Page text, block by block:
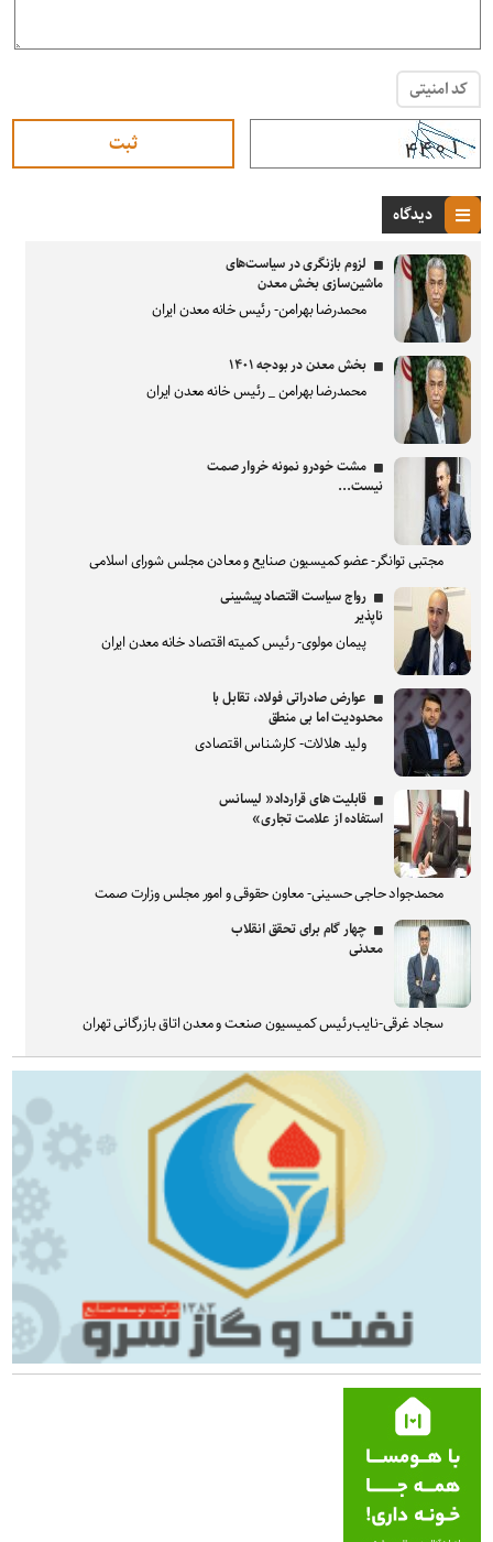
کد امنیتی
دیدگاه
لزوم بازنگری در سیاست‌های
ماشین‌سازی بخش معدن
محمدرضا بهرامن- رئیس خانه معدن ایران
بخش معدن در بودجه ۱۴۰۱
محمدرضا بهرامن _ رئیس خانه معدن ایران
مشت خودرو نمونه خروار صمت
نیست...
مجتبی توانگر- عضو کمیسیون صنایع و معادن مجلس شورای اسلامی
رواج سیاست اقتصاد پیشبینی
ناپذیر
پیمان مولوی- رئیس کمیته اقتصاد خانه معدن ایران
عوارض صادراتی فولاد، تقابل با
محدودیت اما بی منطق
ولید هلالات- کارشناس اقتصادی
قابلیت های قرارداد« لیسانس
استفاده از علامت تجاری»
محمدجواد حاجی حسینی- معاون حقوقی و امور مجلس وزارت صمت
چهار گام برای تحقق انقلاب
معدنی
سجاد غرقی-نایب‌رئیس کمیسیون صنعت و معدن اتاق بازرگانی تهران